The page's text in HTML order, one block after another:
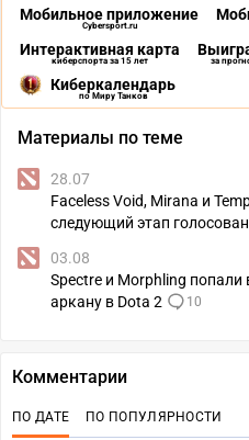
Мобильное приложение
Cybersport.ru
Интерактивная карта
киберспорта за 15 лет за
Киберкалендарь
по Миру Танков
Материалы по теме
28.07
Faceless Void, Mirana и
следующий этап
03.08
Spectre и Morphling попали
аркану в Dota 2
10
Комментарии
ПО ДАТЕ ПО ПОПУЛЯРНОСТИ